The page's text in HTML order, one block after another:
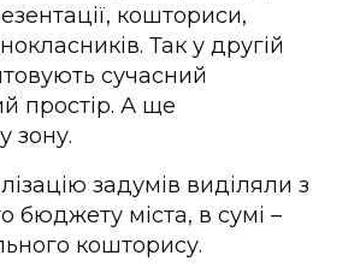
кошториси,
Так у другій
сучасний
простір. А ще
зону.
задумів виділяли з
бюджету міста, в сумі –
кошторису.